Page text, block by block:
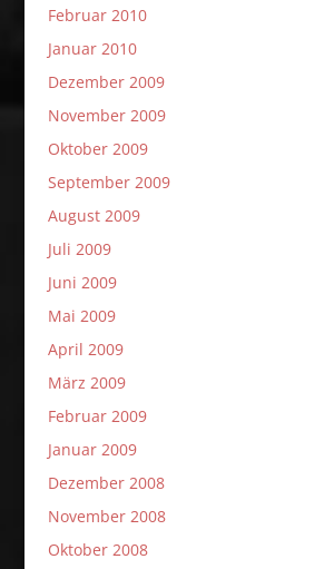
Februar 2010
Januar 2010
Dezember 2009
November 2009
Oktober 2009
September 2009
August 2009
Juli 2009
Juni 2009
Mai 2009
April 2009
März 2009
Februar 2009
Januar 2009
Dezember 2008
November 2008
Oktober 2008